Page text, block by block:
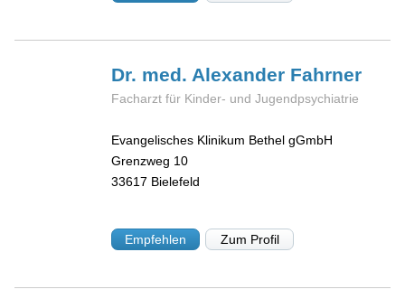
Dr. med. Alexander Fahrner
Facharzt für Kinder- und Jugendpsychiatrie
Evangelisches Klinikum Bethel gGmbH
Grenzweg 10
33617 Bielefeld
Empfehlen Zum Profil